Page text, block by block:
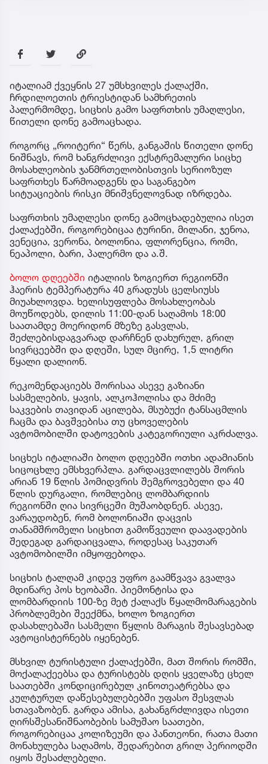
იტალიამ ქვეყნის 27 უმსხვილეს ქალაქში,
ჩრდილოეთის ტრიესტიდან სამხრეთის
პალერმომდე, სიცხის გამო საფრთხის უმაღლესი,
წითელი დონე გამოაცხადა.
როგორც „როიტერი“ წერს, განგაშის წითელი დონე
ნიშნავს, რომ ხანგრძლივი ექსტრემალური სიცხე
მოსახლეობის ჯანმრთელობისთვის სერიოზულ
საფრთხეს წარმოადგენს და საგანგებო
სიტუაციების რისკი მნიშვნელოვნად იზრდება.
საფრთხის უმაღლესი დონე გამოცხადებულია ისეთ
ქალაქებში, როგორებიცაა ტურინი, მილანი, ჯენოა,
ვენეცია, ვერონა, ბოლონია, ფლორენცია, რომი,
ნეაპოლი, ბარი, პალერმო და ა.შ.
ბოლო დღეებში იტალიის ზოგიერთ რეგიონში
ჰაერის ტემპერატურა 40 გრადუსს ცელსიუსს
მიუახლოვდა. ხელისუფლება მოსახლეობას
მოუწოდებს, დილის 11:00-დან საღამოს 18:00
საათამდე მოერიდონ მზეზე გასვლას,
შეძლებისდაგვარად დარჩნენ დახურულ, გრილ
სივრცეებში და დღეში, სულ მცირე, 1,5 ლიტრი
წყალი დალიონ.
რეკომენდაციებს შორისაა ასევე გაზიანი
სასმელების, ყავის, ალკოჰოლისა და მძიმე
საკვების თავიდან აცილება, მსუბუქი ტანსაცმლის
ჩაცმა და ბავშვებისა თუ ცხოველების
ავტომობილში დატოვების კატეგორიული აკრძალვა.
სიცხეს იტალიაში ბოლო დღეებში ოთხი ადამიანის
სიცოცხლე ემსხვერპლა. გარდაცვლილებს შორის
არიან 19 წლის პომიდვრის შემგროვებელი და 40
წლის დურგალი, რომლებიც ლომბარდიის
რეგიონში ღია სივრცეში მუშაობდნენ. ასევე,
ვარაუდობენ, რომ ბოლონიაში დაცვის
თანამშრომელი სიცხით გამოწვეული დაავადების
შედეგად გარდაიცვალა, როდესაც საკუთარ
ავტომობილში იმყოფებოდა.
სიცხის ტალღამ კიდევ უფრო გაამწვავა გვალვა
მდინარე პოს ხეობაში. პიემონტისა და
ლომბარდიის 100-ზე მეტ ქალაქს წყალმომარაგების
პრობლემები შეექმნა, ხოლო ზოგიერთ
დასახლებაში სასმელი წყლის მარაგის შესავსებად
ავტოცისტერნებს იყენებენ.
მსხვილ ტურისტული ქალაქებში, მათ შორის რომში,
მოქალაქეებსა და ტურისტებს დღის ყველაზე ცხელ
საათებში კონდიცირებულ კინოთეატრებსა და
კულტურულ დაწესებულებებში უფასო შესვლას
სთავაზობენ. გარდა ამისა, გახანგრძლივდა ისეთი
ღირსშესანიშნაობების სამუშაო საათები,
როგორებიცაა კოლიზეუმი და პანთეონი, რათა მათი
მონახულება საღამოს, შედარებით გრილ პერიოდში
იყოს შესაძლებელი.